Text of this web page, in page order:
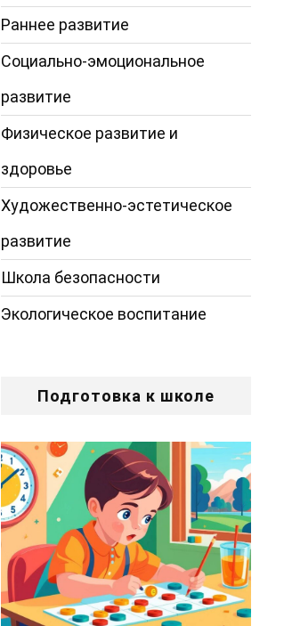
Раннее развитие
Социально-эмоциональное
развитие
Физическое развитие и
здоровье
Художественно-эстетическое
развитие
Школа безопасности
Экологическое воспитание
Подготовка к школе